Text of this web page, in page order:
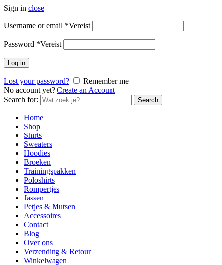
Sign in close
Username or email *Vereist
Password *Vereist
Log in
Lost your password?
Remember me
No account yet? Create an Account
Search for:
Search
Home
Shop
Shirts
Sweaters
Hoodies
Broeken
Trainingspakken
Poloshirts
Rompertjes
Jassen
Petjes & Mutsen
Accessoires
Contact
Blog
Over ons
Verzending & Retour
Winkelwagen